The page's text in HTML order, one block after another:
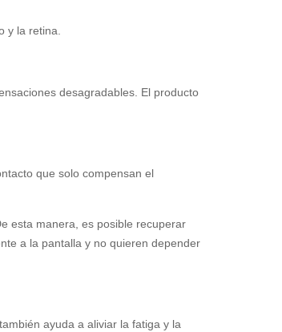
y la retina.
desagradables. El producto
que solo compensan el
esta manera, es posible recuperar
a la pantalla y no quieren depender
ayuda a aliviar la fatiga y la